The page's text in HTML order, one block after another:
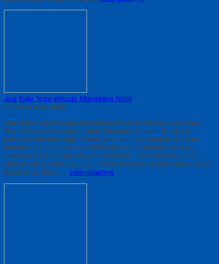
Jual Baju Toga Wisuda Mandailing Natal
27 Desember 2020
Jual Baju Toga Wisuda Mandailing Natal by Alfairuz Jual Baju
Toga Wisuda Mandailing Natal Sumatera Utara – Produsen
pemasok busana toga. terima pesanan toga wisuda, di dunia
konveksi toga mempunyai beberapa model bahan kain toga.
Umumnya ada sekian banyak bahan/kain yang konveksi toga
alfairuz pakai salah satunya : bahan bestway, bahan saten, bahan
beludru, jet-black…. selengkapnya